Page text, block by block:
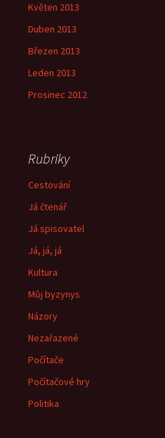
Květen 2013
Duben 2013
Březen 2013
Leden 2013
Prosinec 2012
Rubriky
Cestování
Já čtenář
Já spisovatel
Já, já, já
Kultura
Můj byzynys
Názory
Nezařazené
Počítače
Počítačové hry
Politika